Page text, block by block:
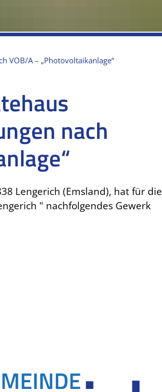
VOB/A – „Photovoltaikanlage“
nach
Lengerich (Emsland), hat für die
" nachfolgendes Gewerk